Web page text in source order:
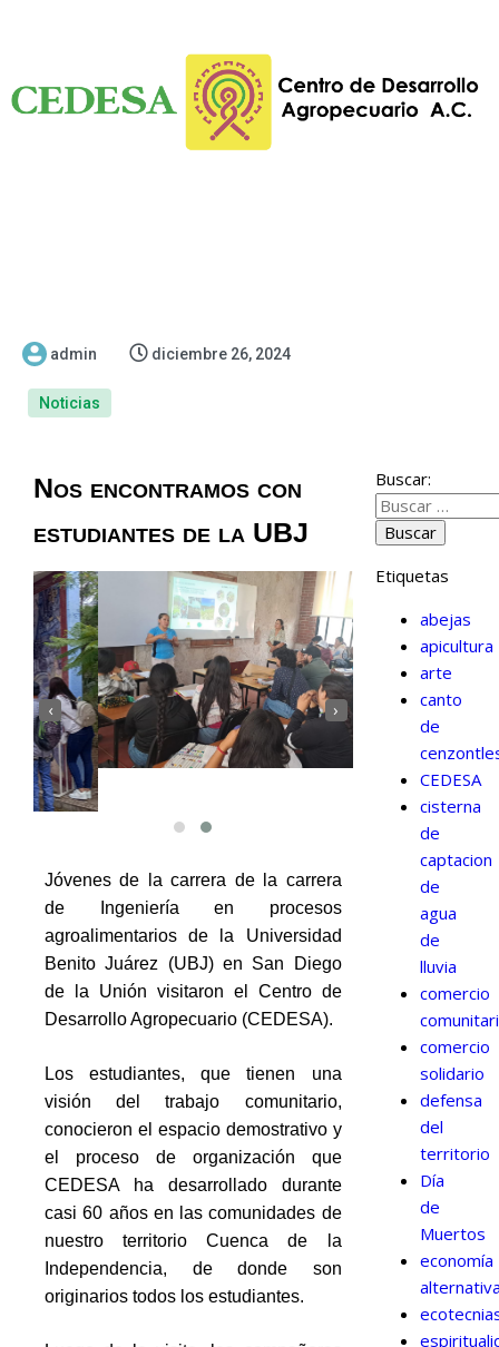
admin diciembre 26, 2024
Noticias
Nos encontramos con
estudiantes de la UBJ
‹ ›
Jóvenes de la carrera de la carrera
de Ingeniería en procesos
agroalimentarios de la Universidad
Benito Juárez (UBJ) en San Diego
de la Unión visitaron el Centro de
Desarrollo Agropecuario (CEDESA).
Los estudiantes, que tienen una
visión del trabajo comunitario,
conocieron el espacio demostrativo y
el proceso de organización que
CEDESA ha desarrollado durante
casi 60 años en las comunidades de
nuestro territorio Cuenca de la
Independencia, de donde son
originarios todos los estudiantes.
Buscar:
Etiquetas
abejas
apicultura
arte
canto
de
CEDESA
cisterna
de
captacion
de
agua
de
lluvia
comercio
comercio
solidario
defensa
del
territorio
Día
de
Muertos
economía